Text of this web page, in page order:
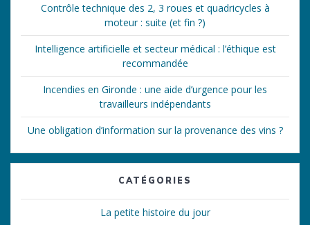
Contrôle technique des 2, 3 roues et quadricycles à
moteur : suite (et fin ?)
Intelligence artificielle et secteur médical : l’éthique est
recommandée
Incendies en Gironde : une aide d’urgence pour les
travailleurs indépendants
Une obligation d’information sur la provenance des vins ?
CATÉGORIES
La petite histoire du jour